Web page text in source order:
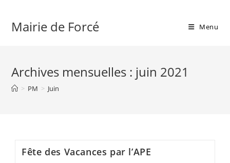
contentMairie de Forcé Menu
Archives mensuelles : juin 2021
> PM > Juin
Fête des Vacances par l’APE